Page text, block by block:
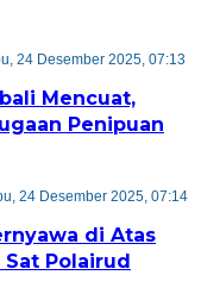
24 Desember 2025, 07:13
Mencuat,
Penipuan
24 Desember 2025, 07:14
di Atas
Sat Polairud